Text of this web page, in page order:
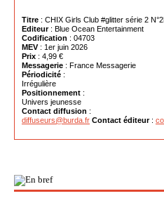
Titre : CHIX Girls Club #glitter série 2
Editeur: Blue Ocean Entertainment
Codification : 04703
MEV: 1er juin 2026
Prix : 4,99 €
Messagerie : France Messagerie
Périodicité :
Irrégulière
Positionnement :
Univers jeunesse
Contact diffusion :
diffuseurs@burda.fr Contact éditeur: